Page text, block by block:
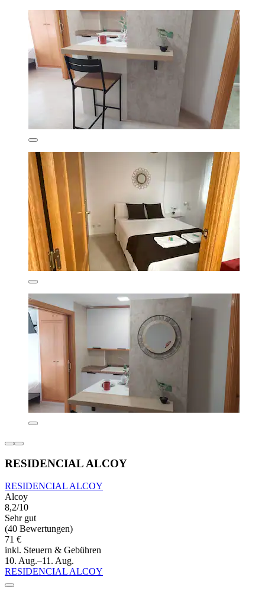
RESIDENCIAL ALCOY
RESIDENCIAL ALCOY
Alcoy
8,2/10
Sehr gut
(40 Bewertungen)
71 €
inkl. Steuern & Gebühren
10. Aug.–11. Aug.
RESIDENCIAL ALCOY